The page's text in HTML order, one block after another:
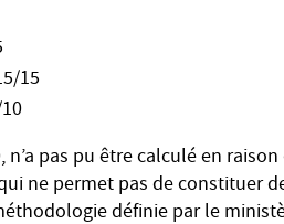
15
pas pu être calculé en
ne permet pas de constituer
définie par le